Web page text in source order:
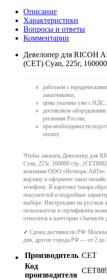
Описание
Характеристики
Вопросы и ответы
Комментарии
Девелопер для RICOH
(CET) Cyan, 225г,
работаем с
заказчиками;
цены указаны уже с НДС;
доставляем
регионам России;
при необходимости
оплату.
Чтобы заказать Девелопер для
Cyan, 225г, 160000 стр.,
компании ООО «Нетворк-АйТи» с
корзину и оформите заказ
телефону. В карточке товара
покупателей и подробные
выборе. Инструкцию на русском
пользователя и сертификаты
относится к категории
✔ Сроки доставки по РФ:
дня, другие города РФ — от 2 до
Производитель CET
Код
производителя